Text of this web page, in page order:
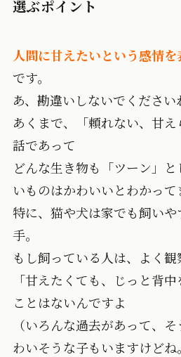
選ぶポイント
人間に甘えたいという感情
です。
あ、勘違いしないでください
あくまで、「頼れない、甘
話であって
どんな生き物も「ツーン」
いものはかわいいとわかって
特に、猫や犬は家でも飼い
手。
もし飼っている人は、よく観
「甘えたくても、じっと背
ことはないんですよ
（いろんな過去があって、
わいそうな子もいますけど